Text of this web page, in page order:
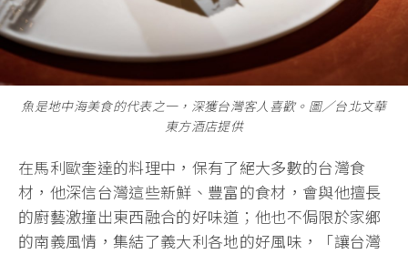
魚是地中海美食的代表之一，深獲台灣客人喜歡。圖∕台北文華
東方酒店提供
在馬利歐奎達的料理中，保有了絕大多數的台灣食
材，他深信台灣這些新鮮、豐富的食材，會與他擅長
的廚藝激撞出東西融合的好味道；他也不侷限於家鄉
的南義風情，集結了義大利各地的好風味，「讓台灣